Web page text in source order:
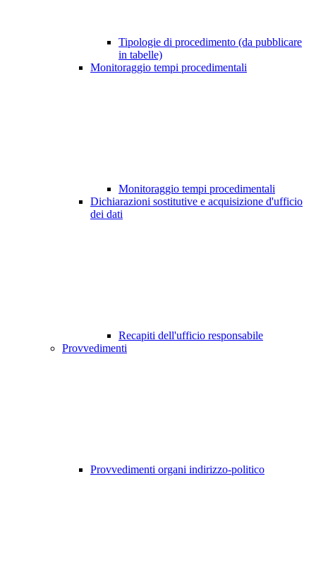
Tipologie di procedimento (da pubblicare
in tabelle)
Monitoraggio tempi procedimentali
Monitoraggio tempi procedimentali
Dichiarazioni sostitutive e acquisizione d'ufficio
dei dati
Recapiti dell'ufficio responsabile
Provvedimenti
Provvedimenti organi indirizzo-politico